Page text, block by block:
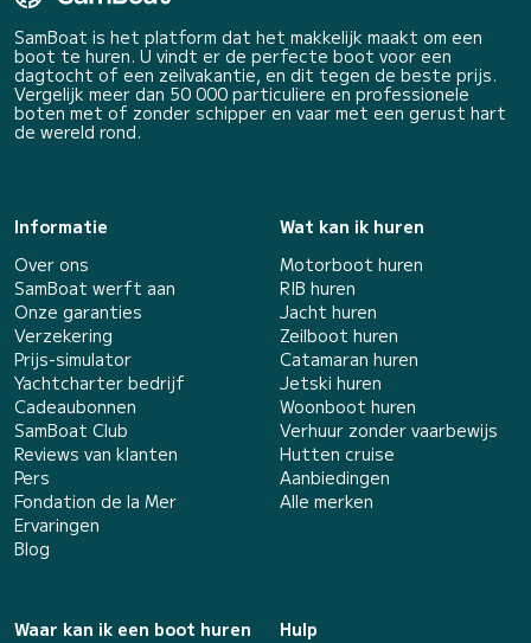
SamBoat is het platform dat het makkelijk maakt om een
boot te huren. U vindt er de perfecte boot voor een
dagtocht of een zeilvakantie, en dit tegen de beste prijs.
Vergelijk meer dan 50 000 particuliere en professionele
boten met of zonder schipper en vaar met een gerust hart
de wereld rond.
Informatie
Over ons
SamBoat werft aan
Onze garanties
Verzekering
Prijs-simulator
Yachtcharter bedrijf
Cadeaubonnen
SamBoat Club
Reviews van klanten
Pers
Fondation de la Mer
Ervaringen
Blog
Wat kan ik huren
Motorboot huren
RIB huren
Jacht huren
Zeilboot huren
Catamaran huren
Jetski huren
Woonboot huren
Verhuur zonder vaarbewijs
Hutten cruise
Aanbiedingen
Alle merken
Waar kan ik een boot huren
Hulp